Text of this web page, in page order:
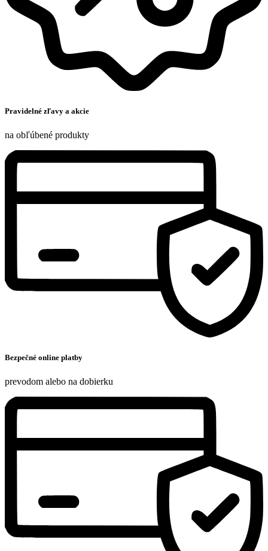
Pravidelné zľavy a akcie
na obľúbené produkty
Bezpečné online platby
prevodom alebo na dobierku